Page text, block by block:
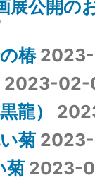
展公開の
椿
2023-02-
龍）
菊
菊 2023-